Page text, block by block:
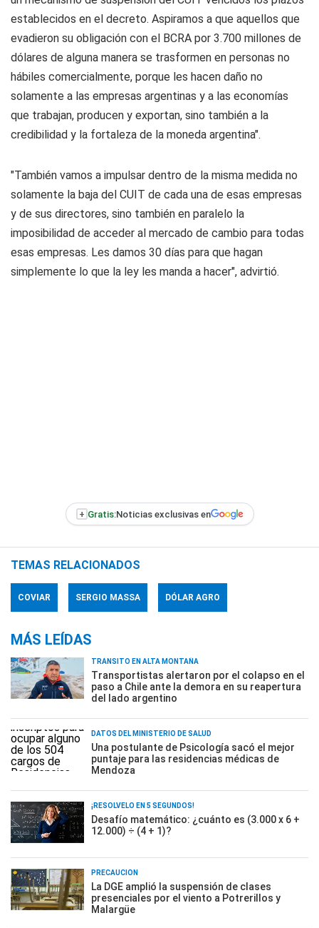
establecidos en el decreto. Aspiramos a que aquellos que
evadieron su obligación con el BCRA por 3.700 millones de
dólares de alguna manera se trasformen en personas no
hábiles comercialmente, porque les hacen daño no
solamente a las empresas argentinas y a las economías
que trabajan, producen y exportan, sino también a la
credibilidad y la fortaleza de la moneda argentina".
"También vamos a impulsar dentro de la misma medida no
solamente la baja del CUIT de cada una de esas empresas
y de sus directores, sino también en paralelo la
imposibilidad de acceder al mercado de cambio para todas
esas empresas. Les damos 30 días para que hagan
simplemente lo que la ley les manda a hacer", advirtió.
+ Gratis:Noticias exclusivas en
TEMAS RELACIONADOS
COVIAR SERGIO MASSA DÓLAR AGRO
MÁS LEÍDAS
TRÁNSITO EN ALTA MONTAÑA
Transportistas alertaron por el colapso en el
paso a Chile ante la demora en su reapertura
del lado argentino
DATOS DEL MINISTERIO DE SALUD
Una postulante de Psicología sacó el mejor
puntaje para las residencias médicas de
Mendoza
¡RESOLVELO EN 5 SEGUNDOS!
Desafío matemático: ¿cuánto es (3.000 x 6 +
12.000) ÷ (4 + 1)?
PRECAUCIÓN
La DGE amplió la suspensión de clases
presenciales por el viento a Potrerillos y
Malargüe